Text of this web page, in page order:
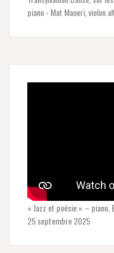
piano - Mat Maneri, violon
« Jazz et poésie » – piano,
25 septembre 2025